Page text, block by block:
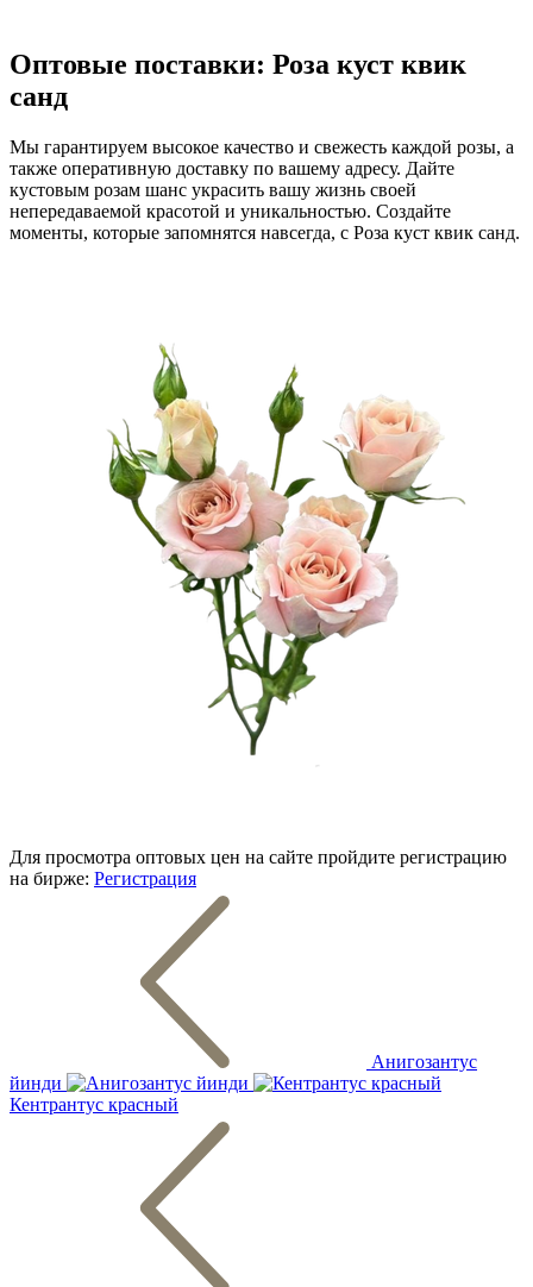
Оптовые поставки: Роза куст квик
санд
Мы гарантируем высокое качество и свежесть каждой розы, а
также оперативную доставку по вашему адресу. Дайте
кустовым розам шанс украсить вашу жизнь своей
непередаваемой красотой и уникальностью. Создайте
моменты, которые запомнятся навсегда, с Роза куст квик санд.
Для просмотра оптовых цен на сайте пройдите регистрацию
на бирже: Регистрация
Анигозантус
йинди
Кентрантус красный